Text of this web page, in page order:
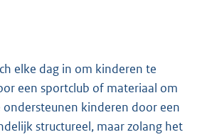
elke dag in om kinderen te
een sportclub of materiaal om
kinderen door een
structureel, maar zolang het